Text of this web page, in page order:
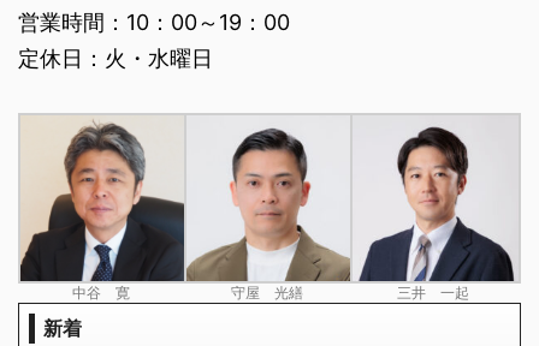
営業時間：10：00～19：00
定休日：火・水曜日
中谷 寛 守屋 光繕 三井 一起
新着